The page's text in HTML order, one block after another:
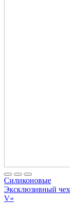
Cиликоновые
Эксклюзивный
V»